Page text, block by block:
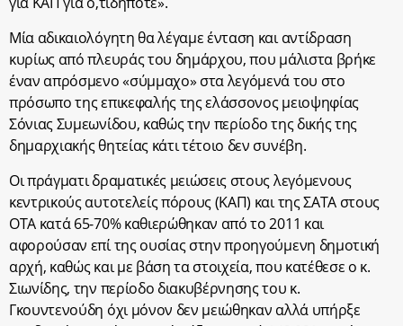
Μία αδικαιολόγητη θα λέγαμε ένταση και αντίδραση
κυρίως από πλευράς του δημάρχου, που μάλιστα βρήκε
έναν απρόσμενο «σύμμαχο» στα λεγόμενά του στο
πρόσωπο της επικεφαλής της ελάσσονος μειοψηφίας
Σόνιας Συμεωνίδου, καθώς την περίοδο της δικής της
δημαρχιακής θητείας κάτι τέτοιο δεν συνέβη.
Οι πράγματι δραματικές μειώσεις στους λεγόμενους
κεντρικούς αυτοτελείς πόρους (ΚΑΠ) και της ΣΑΤΑ στους
ΟΤΑ κατά 65-70% καθιερώθηκαν από το 2011 και
αφορούσαν επί της ουσίας στην προηγούμενη δημοτική
αρχή, καθώς και με βάση τα στοιχεία, που κατέθεσε ο κ.
Σιωνίδης, την περίοδο διακυβέρνησης του κ.
Γκουντενούδη όχι μόνον δεν μειώθηκαν αλλά υπήρξε